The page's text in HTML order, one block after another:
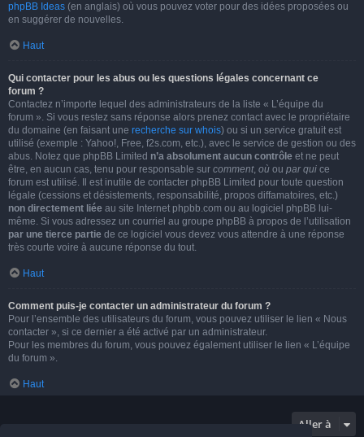
phpBB Ideas (en anglais) où vous pouvez voter pour des idées proposées ou
en suggérer de nouvelles.
Haut
Qui contacter pour les abus ou les questions légales concernant ce
forum ?
Contactez n’importe lequel des administrateurs de la liste « L’équipe du
forum ». Si vous restez sans réponse alors prenez contact avec le propriétaire
du domaine (en faisant une recherche sur whois) ou si un service gratuit est
utilisé (exemple : Yahoo!, Free, f2s.com, etc.), avec le service de gestion ou des
abus. Notez que phpBB Limited n’a absolument aucun contrôle et ne peut
être, en aucun cas, tenu pour responsable sur comment, où ou par qui ce
forum est utilisé. Il est inutile de contacter phpBB Limited pour toute question
légale (cessions et désistements, responsabilité, propos diffamatoires, etc.)
non directement liée au site Internet phpbb.com ou au logiciel phpBB lui-
même. Si vous adressez un courriel au groupe phpBB à propos de l’utilisation
par une tierce partie de ce logiciel vous devez vous attendre à une réponse
très courte voire à aucune réponse du tout.
Haut
Comment puis-je contacter un administrateur du forum ?
Pour l’ensemble des utilisateurs du forum, vous pouvez utiliser le lien « Nous
contacter », si ce dernier a été activé par un administrateur.
Pour les membres du forum, vous pouvez également utiliser le lien « L’équipe
du forum ».
Haut
Aller à